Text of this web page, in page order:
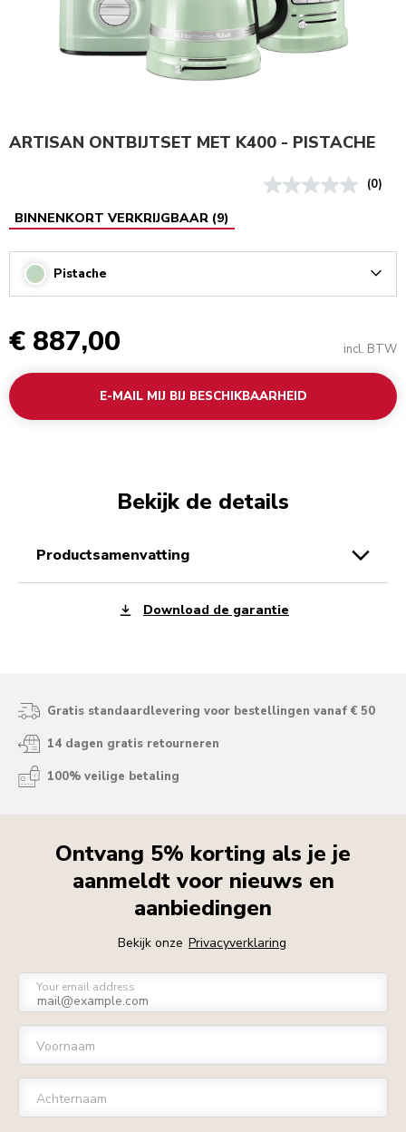
ARTISAN ONTBIJTSET MET K400 - PISTACHE
(0)
BINNENKORT VERKRIJGBAAR (9)
Pistache
€ 887,00 incl. BTW
E-MAIL MIJ BIJ BESCHIKBAARHEID
Bekijk de details
productsamenvatting
Download de garantie
Gratis standaardlevering voor bestellingen vanaf € 50
14 dagen gratis retourneren
100% veilige betaling
Ontvang 5% korting als je je
aanmeldt voor nieuws en
aanbiedingen
Bekijk onze Privacyverklaring
Your email address
Voornaam
Achternaam